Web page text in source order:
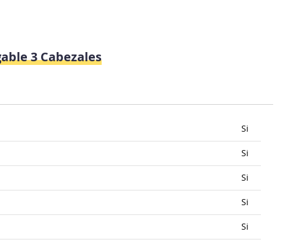
3 Cabezales
Si
Si
Si
Si
Si